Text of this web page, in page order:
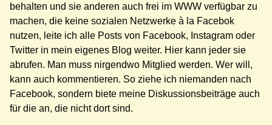
behalten und sie anderen auch frei im WWW verfügbar zu
machen, die keine sozialen Netzwerke à la Facebok
nutzen, leite ich alle Posts von Facebook, Instagram oder
Twitter in mein eigenes Blog weiter. Hier kann jeder sie
abrufen. Man muss nirgendwo Mitglied werden. Wer will,
kann auch kommentieren. So ziehe ich niemanden nach
Facebook, sondern biete meine Diskussionsbeiträge auch
für die an, die nicht dort sind.